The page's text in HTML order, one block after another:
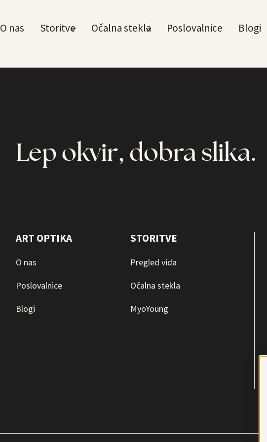
O nas Storitve Očalna stekla Poslovalnice Blogi
Lep okvir, dobra slika.
ART OPTIKA
O nas
Poslovalnice
Blogi
STORITVE
Pregled vida
Očalna stekla
MyoYoung